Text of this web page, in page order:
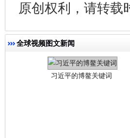
原创权利，请转载
全球视频图文新闻
习近平的博鳌关键词